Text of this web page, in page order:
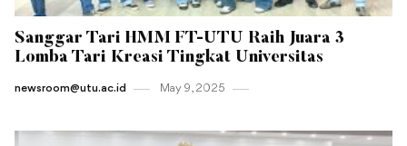
Sanggar Tari HMM FT-UTU Raih Juara 3
Lomba Tari Kreasi Tingkat Universitas
newsroom@utu.ac.id May 9 , 2025